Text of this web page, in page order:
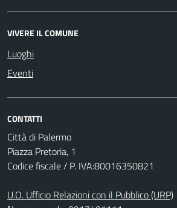
VIVERE IL COMUNE
Luoghi
Eventi
CONTATTI
Città di Palermo
Piazza Pretoria, 1
Codice fiscale / P. IVA:80016350821
U.O. Ufficio Relazioni con il Pubblico (URP)